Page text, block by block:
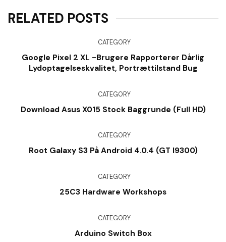
RELATED POSTS
CATEGORY
Google Pixel 2 XL -brugere Rapporterer Dårlig
Lydoptagelseskvalitet, Portrættilstand Bug
CATEGORY
Download Asus X015 Stock Baggrunde (Full HD)
CATEGORY
Root Galaxy S3 På Android 4.0.4 (GT I9300)
CATEGORY
25C3 Hardware Workshops
CATEGORY
Arduino Switch Box